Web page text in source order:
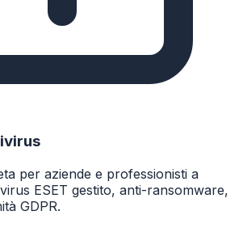
per aziende e professionisti a
ESET gestito, anti-ransomware,
GDPR.